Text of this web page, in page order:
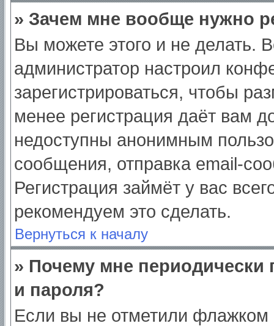
» Зачем мне вообще нужно
Вы можете этого и не делать.
администратор настроил
зарегистрироваться, чтобы
менее регистрация даёт вам
недоступны анонимным
сообщения, отправка email-
Регистрация займёт у вас
рекомендуем это сделать.
Вернуться к началу
» Почему мне периодически
и пароля?
Если вы не отметили флажком